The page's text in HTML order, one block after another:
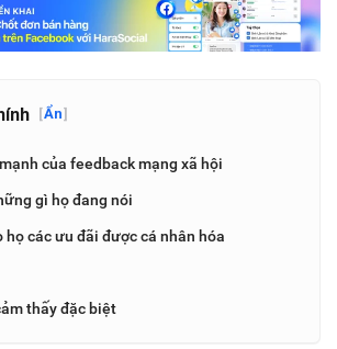
[Ẩn]
của feedback mạng xã hội
gì họ đang nói
họ các ưu đãi được cá nhân hóa
thấy đặc biệt